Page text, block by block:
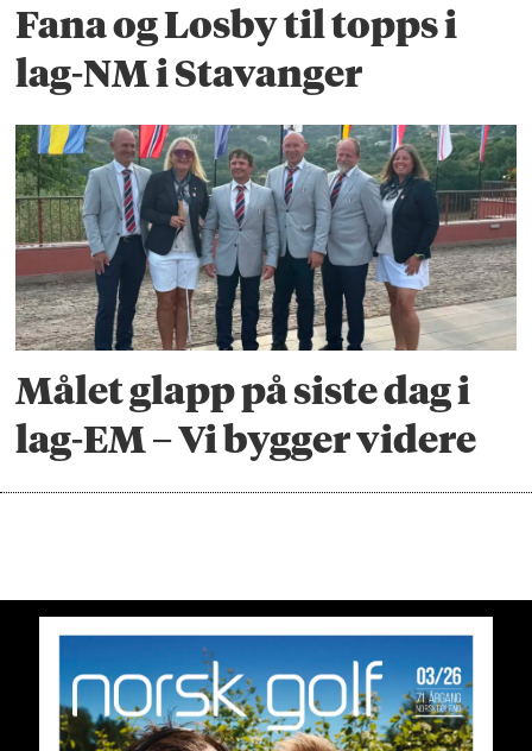
Fana og Losby til topps i
lag-NM i Stavanger
Målet glapp på siste dag i
lag-EM – Vi bygger videre